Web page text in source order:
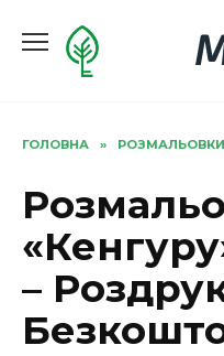
до
ГОЛОВНА » РОЗМАЛЬОВКИ
–